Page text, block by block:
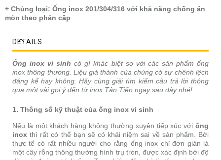
+ Chủng loại: Ống inox 201/304/316 với khả năng chống ăn
mòn theo phân cấp
DETAILS
Ống inox vi sinh có gì khác biệt so với các sản phẩm ống
inox thông thường. Liệu giá thành của chúng có sự chênh lệch
đáng kể hay không. Hãy cùng giải tìm kiếm câu trả lời thông
qua một vài gợi ý đến từ inox Tân Tiến ngay sau đây nhé!
1. Thông số kỹ thuật của ống inox vi sinh
Nếu là một khách hàng không thường xuyên tiếp xúc với ống
inox thì rất có thể bạn sẽ có khái niệm sai về sản phẩm. Bởi
thực tế có rất nhiều người cho rằng ống inox chỉ đơn giản là
một cây rỗng thông thường hình trụ tròn, được xác định bởi độ